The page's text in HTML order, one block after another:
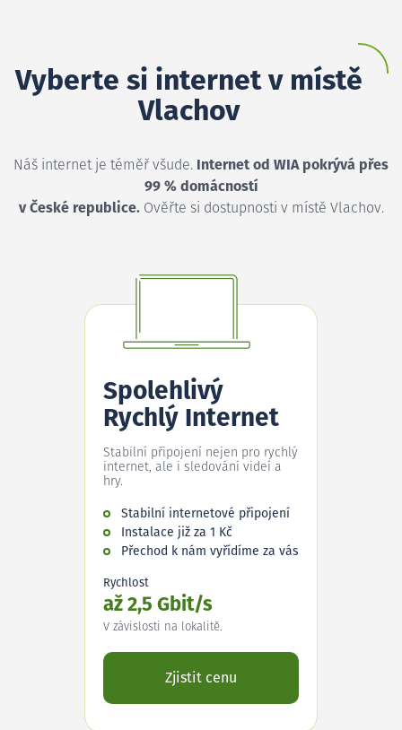
Vyberte si internet v místě
Vlachov
Náš internet je téměř všude. Internet od WIA pokrývá přes
99 % domácností
v České republice.Ověřte si dostupnosti v místě Vlachov.
Spolehlivý
Rychlý Internet
Stabilní připojení nejen pro rychlý
internet, ale i sledování videí a
hry.
Stabilní internetové připojení
Instalace již za 1 Kč
Přechod k nám vyřídíme za vás
Rychlost
až 2,5 Gbit/s
V závislosti na lokalitě.
Zjistit cenu